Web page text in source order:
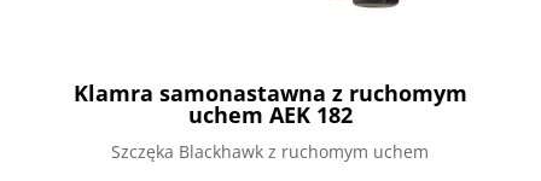
Klamra samonastawna z ruchomym
uchem AEK 182
Szczęka Blackhawk z ruchomym uchem